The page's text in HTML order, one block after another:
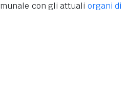
con gli attuali organi di